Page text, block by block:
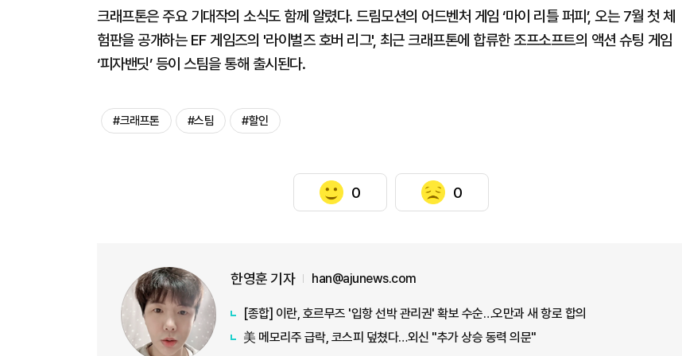
크래프톤은 주요 기대작의 소식도 함께 알렸다. 드림모션의 어드벤처 게임 ‘마이 리틀 퍼피’, 오는 7월 첫 체
험판을 공개하는 EF 게임즈의 '라이벌즈 호버 리그', 최근 크래프톤에 합류한 조프소프트의 액션 슈팅 게임
‘피자밴딧’ 등이 스팀을 통해 출시된다.
#크래프톤 #스팀 #할인
0 0
한영훈 기자 han@ajunews.com
[종합] 이란, 호르무즈 '입항 선박 관리권' 확보 수순…오만과 새 항로 합의
美 메모리주 급락, 코스피 덮쳤다…외신 "추가 상승 동력 의문"